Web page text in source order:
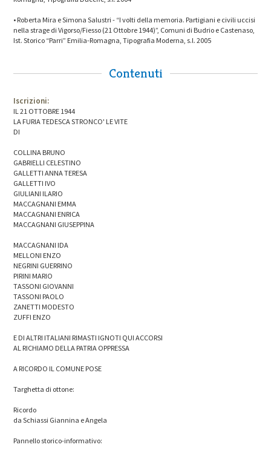
• Roberta Mira e Simona Salustri - “I volti della memoria. Partigiani e civili uccisi
nella strage di Vigorso/Fiesso (21 Ottobre 1944)”, Comuni di Budrio e Castenaso,
Ist. Storico “Parri” Emilia-Romagna, Tipografia Moderna, s.l. 2005
Contenuti
Iscrizioni:
IL 21 OTTOBRE 1944
LA FURIA TEDESCA STRONCO' LE VITE
DI
COLLINA BRUNO
GABRIELLI CELESTINO
GALLETTI ANNA TERESA
GALLETTI IVO
GIULIANI ILARIO
MACCAGNANI EMMA
MACCAGNANI ENRICA
MACCAGNANI GIUSEPPINA
MACCAGNANI IDA
MELLONI ENZO
NEGRINI GUERRINO
PIRINI MARIO
TASSONI GIOVANNI
TASSONI PAOLO
ZANETTI MODESTO
ZUFFI ENZO
E DI ALTRI ITALIANI RIMASTI IGNOTI QUI ACCORSI
AL RICHIAMO DELLA PATRIA OPPRESSA
A RICORDO IL COMUNE POSE
Targhetta di ottone:
Ricordo
da Schiassi Giannina e Angela
Pannello storico-informativo: